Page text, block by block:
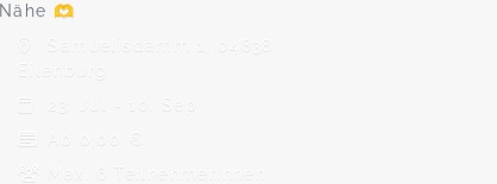
Nähe 🫶
Samuelisdamm 1, 04838
Eilenburg
23. Jul - 10. Sep
Ab 0,00 €
Max. 6 TeilnehmerInnen